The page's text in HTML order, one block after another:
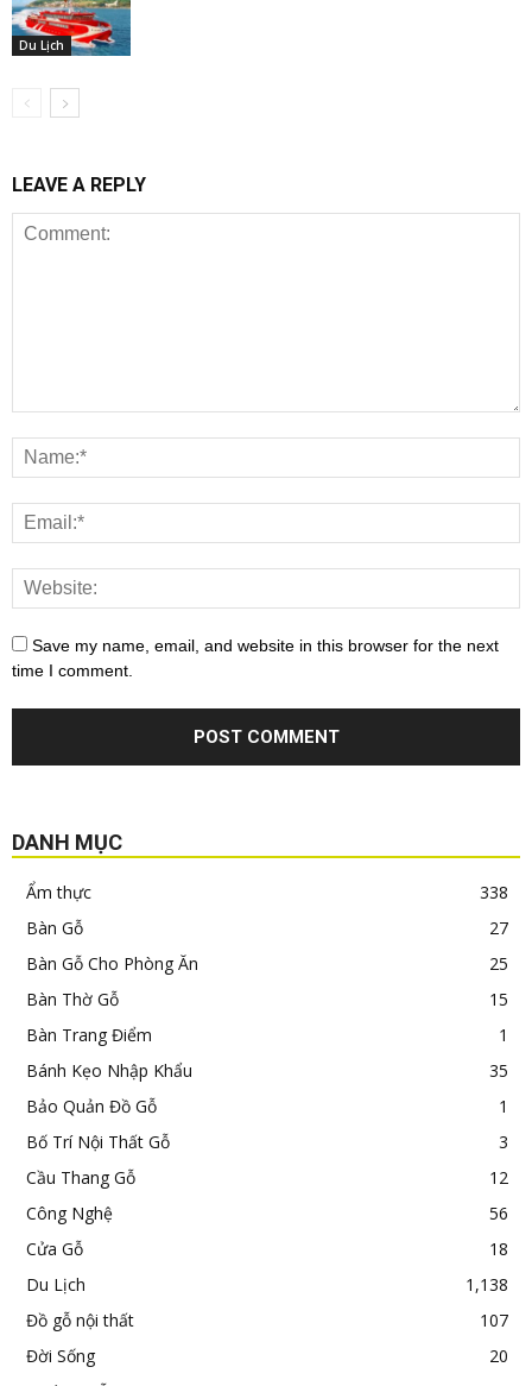
Du Lịch
LEAVE A REPLY
Save my name, email, and website in this browser for the next
time I comment.
DANH MỤC
Ẩm thực
338
Bàn Gỗ
27
Bàn Gỗ Cho Phòng Ăn
25
Bàn Thờ Gỗ
15
Bàn Trang Điểm
1
Bánh Kẹo Nhập Khẩu
35
Bảo Quản Đồ Gỗ
1
Bố Trí Nội Thất Gỗ
3
Cầu Thang Gỗ
12
Công Nghệ
56
Cửa Gỗ
18
Du Lịch
1,138
Đồ gỗ nội thất
107
Đời Sống
20